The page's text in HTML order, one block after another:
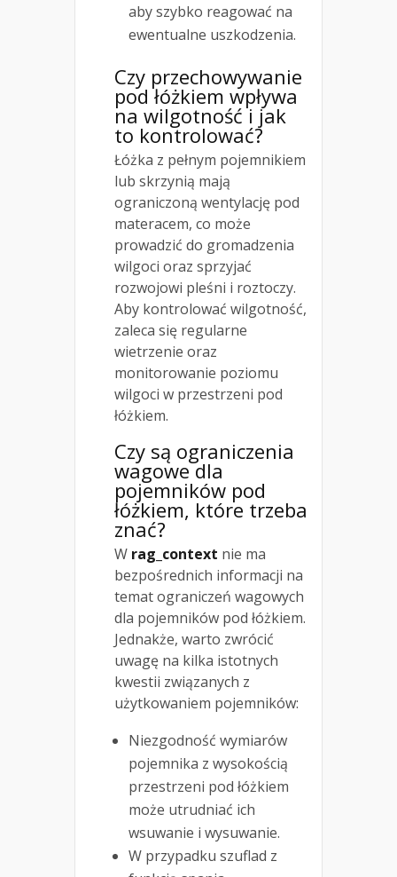
aby szybko reagować na
ewentualne uszkodzenia.
Czy przechowywanie
pod łóżkiem wpływa
na wilgotność i jak
to kontrolować?
Łóżka z pełnym pojemnikiem
lub skrzynią mają
ograniczoną wentylację pod
materacem, co może
prowadzić do gromadzenia
wilgoci oraz sprzyjać
rozwojowi pleśni i roztoczy.
Aby kontrolować wilgotność,
zaleca się regularne
wietrzenie oraz
monitorowanie poziomu
wilgoci w przestrzeni pod
łóżkiem.
Czy są ograniczenia
wagowe dla
pojemników pod
łóżkiem, które trzeba
znać?
W rag_context nie ma
bezpośrednich informacji na
temat ograniczeń wagowych
dla pojemników pod łóżkiem.
Jednakże, warto zwrócić
uwagę na kilka istotnych
kwestii związanych z
użytkowaniem pojemników:
Niezgodność wymiarów
pojemnika z wysokością
przestrzeni pod łóżkiem
może utrudniać ich
wsuwanie i wysuwanie.
W przypadku szuflad z